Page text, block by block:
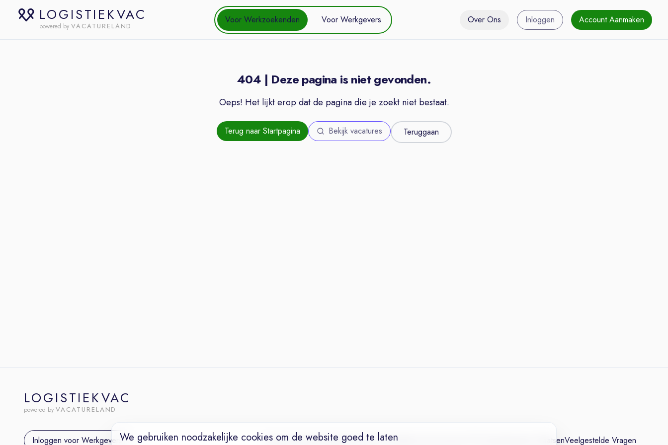
LOGISTIEKVAC
powered by VACATURELAND
Voor Werkzoekenden Voor Werkgevers Over Ons Inloggen Account Aanmaken
404 | Deze pagina is niet gevonden.
Oeps! Het lijkt erop dat de pagina die je zoekt niet bestaat.
Terug naar Startpagina Bekijk vacatures Teruggaan
LOGISTIEKVAC
powered by VACATURELAND
Inloggen voor Werkgevers VacaturesNichesWerkgeversOver OnsMaak een Succesvol CV Vacature PlaatsenVeelgestelde Vragen
We gebruiken noodzakelijke cookies om de website goed te laten